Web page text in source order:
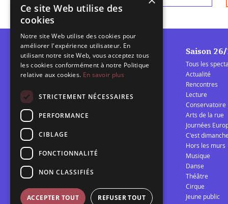
La Barcarolle
Établissement Public de
Coopération Culturelle
spectacle vivant Audomarois
Saison
Tous les
Actualité
Rencontres
Lecture
Conservatoire
Arts de la rue
Journées
C'est
Hors les murs
Musique
Danse
Théâtre
Cirque
Jeune public
Ce site Web utilise des
cookies
Notre site Web utilise des cookies pour
améliorer l'expérience utilisateur. En
utilisant notre site Web, vous acceptez tous
les cookies conformément à notre Politique
relative aux cookies. En savoir plus
STRICTEMENT NÉCESSAIRES
PERFORMANCE
CIBLAGE
FONCTIONNALITÉ
NON CLASSIFIÉS
ACCEPTER TOUT REFUSER TOUT